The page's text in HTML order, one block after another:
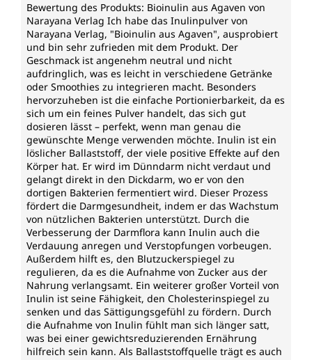
Bewertung des Produkts: Bioinulin aus Agaven von
Narayana Verlag Ich habe das Inulinpulver von
Narayana Verlag, "Bioinulin aus Agaven", ausprobiert
und bin sehr zufrieden mit dem Produkt. Der
Geschmack ist angenehm neutral und nicht
aufdringlich, was es leicht in verschiedene Getränke
oder Smoothies zu integrieren macht. Besonders
hervorzuheben ist die einfache Portionierbarkeit, da es
sich um ein feines Pulver handelt, das sich gut
dosieren lässt – perfekt, wenn man genau die
gewünschte Menge verwenden möchte. Inulin ist ein
löslicher Ballaststoff, der viele positive Effekte auf den
Körper hat. Er wird im Dünndarm nicht verdaut und
gelangt direkt in den Dickdarm, wo er von den
dortigen Bakterien fermentiert wird. Dieser Prozess
fördert die Darmgesundheit, indem er das Wachstum
von nützlichen Bakterien unterstützt. Durch die
Verbesserung der Darmflora kann Inulin auch die
Verdauung anregen und Verstopfungen vorbeugen.
Außerdem hilft es, den Blutzuckerspiegel zu
regulieren, da es die Aufnahme von Zucker aus der
Nahrung verlangsamt. Ein weiterer großer Vorteil von
Inulin ist seine Fähigkeit, den Cholesterinspiegel zu
senken und das Sättigungsgefühl zu fördern. Durch
die Aufnahme von Inulin fühlt man sich länger satt,
was bei einer gewichtsreduzierenden Ernährung
hilfreich sein kann. Als Ballaststoffquelle trägt es auch